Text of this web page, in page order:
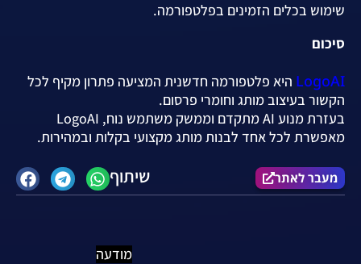
שימוש בכלים הזמינים בפלטפורמה.
סיכום
LogoAI היא פלטפורמה חדשנית המציעה פתרון מקיף לכל
הקשור בעיצוב מותג וחומרי פרסום.
בעזרת מנוע AI מתקדם וממשק משתמש נוח, LogoAI
מאפשרת לכל אחד לבנות מותג מקצועי בקלות ובמהירות.
מעבר לאתר שיתוף
מודעה